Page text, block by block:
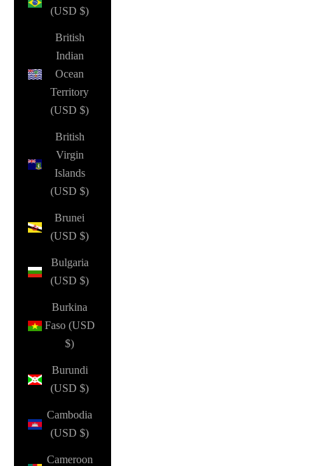
(USD $)
British
Indian
Ocean
Territory
(USD $)
British
Virgin
Islands
(USD $)
Brunei
(USD $)
Bulgaria
(USD $)
Burkina
Faso (USD
$)
Burundi
(USD $)
Cambodia
(USD $)
Cameroon